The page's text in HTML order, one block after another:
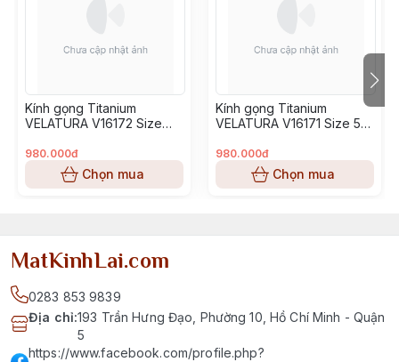
Kính gọng Titanium
VELATURA V16172 Size
980.000đ
Chọn mua
Kính gọng Titanium
VELATURA V16171 Size 53-
980.000đ
Chọn mua
MatKinhLai.com
0283 853 9839
Địa chỉ:193 Trần Hưng Đạo, Phường 10, Hồ Chí Minh - Quận
5
https://www.facebook.com/profile.php?